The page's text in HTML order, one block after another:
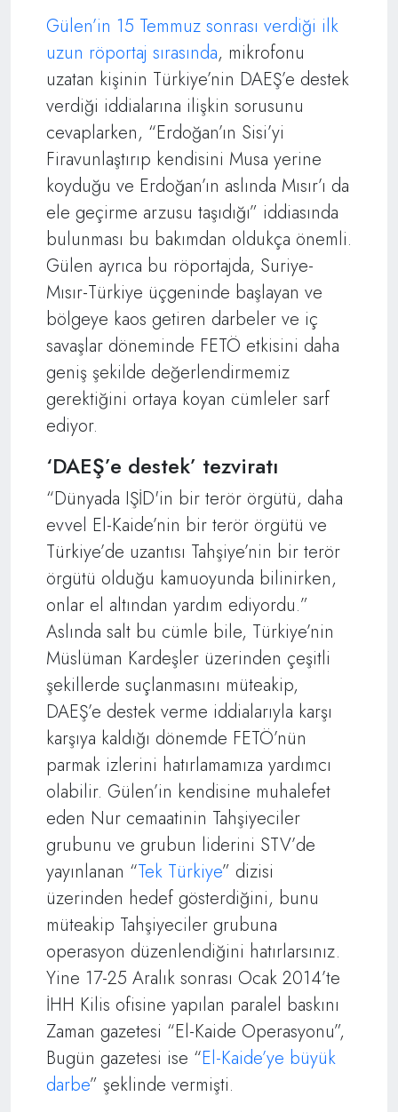
Gülen’in 15 Temmuz sonrası verdiği ilk
uzun röportaj sırasında, mikrofonu
uzatan kişinin Türkiye’nin DAEŞ’e destek
verdiği iddialarına ilişkin sorusunu
cevaplarken, “Erdoğan’ın Sisi’yi
Firavunlaştırıp kendisini Musa yerine
koyduğu ve Erdoğan’ın aslında Mısır’ı da
ele geçirme arzusu taşıdığı” iddiasında
bulunması bu bakımdan oldukça önemli.
Gülen ayrıca bu röportajda, Suriye-
Mısır-Türkiye üçgeninde başlayan ve
bölgeye kaos getiren darbeler ve iç
savaşlar döneminde FETÖ etkisini daha
geniş şekilde değerlendirmemiz
gerektiğini ortaya koyan cümleler sarf
ediyor.
‘DAEŞ’e destek’ tezviratı
“Dünyada IŞİD'in bir terör örgütü, daha
evvel El-Kaide’nin bir terör örgütü ve
Türkiye’de uzantısı Tahşiye’nin bir terör
örgütü olduğu kamuoyunda bilinirken,
onlar el altından yardım ediyordu.”
Aslında salt bu cümle bile, Türkiye’nin
Müslüman Kardeşler üzerinden çeşitli
şekillerde suçlanmasını müteakip,
DAEŞ’e destek verme iddialarıyla karşı
karşıya kaldığı dönemde FETÖ’nün
parmak izlerini hatırlamamıza yardımcı
olabilir. Gülen’in kendisine muhalefet
eden Nur cemaatinin Tahşiyeciler
grubunu ve grubun liderini STV’de
yayınlanan “Tek Türkiye” dizisi
üzerinden hedef gösterdiğini, bunu
müteakip Tahşiyeciler grubuna
operasyon düzenlendiğini hatırlarsınız.
Yine 17-25 Aralık sonrası Ocak 2014’te
İHH Kilis ofisine yapılan paralel baskını
Zaman gazetesi “El-Kaide Operasyonu”,
Bugün gazetesi ise “El-Kaide’ye büyük
darbe” şeklinde vermişti.